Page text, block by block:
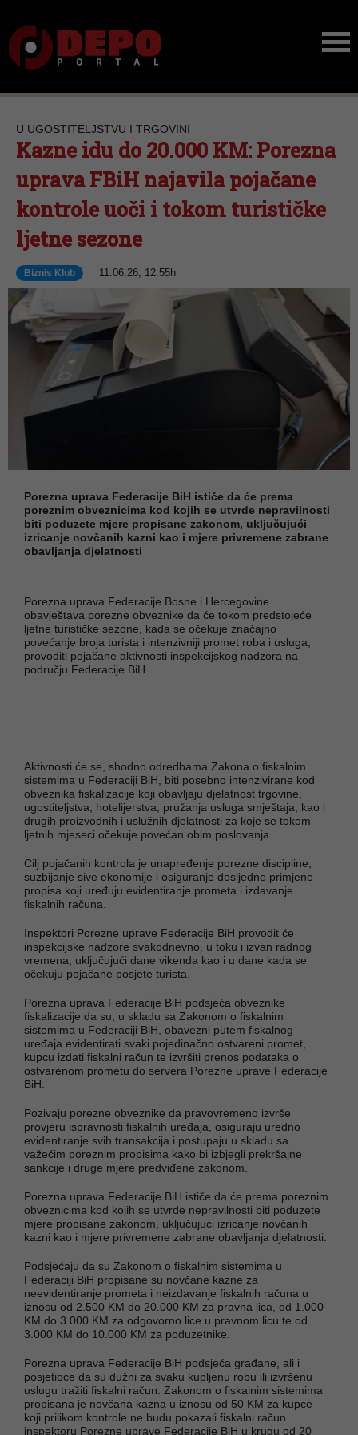
U UGOSTITELJSTVU I TRGOVINI
Kazne idu do 20.000 KM: Porezna
uprava FBiH najavila pojačane
kontrole uoči i tokom turističke
ljetne sezone
Biznis Klub 11.06.26, 12:55h
Porezna uprava Federacije BiH ističe da će prema
poreznim obveznicima kod kojih se utvrde nepravilnosti
biti poduzete mjere propisane zakonom, uključujući
izricanje novčanih kazni kao i mjere privremene zabrane
obavljanja djelatnosti
Porezna uprava Federacije Bosne i Hercegovine
obavještava porezne obveznike da će tokom predstojeće
ljetne turističke sezone, kada se očekuje značajno
povećanje broja turista i intenzivniji promet roba i usluga,
provoditi pojačane aktivnosti inspekcijskog nadzora na
području Federacije BiH.
Aktivnosti će se, shodno odredbama Zakona o fiskalnim
sistemima u Federaciji BiH, biti posebno intenzivirane kod
obveznika fiskalizacije koji obavljaju djelatnost trgovine,
ugostiteljstva, hotelijerstva, pružanja usluga smještaja, kao i
drugih proizvodnih i uslužnih djelatnosti za koje se tokom
ljetnih mjeseci očekuje povećan obim poslovanja.
Cilj pojačanih kontrola je unapređenje porezne discipline,
suzbijanje sive ekonomije i osiguranje dosljedne primjene
propisa koji uređuju evidentiranje prometa i izdavanje
fiskalnih računa.
Inspektori Porezne uprave Federacije BiH provodit će
inspekcijske nadzore svakodnevno, u toku i izvan radnog
vremena, uključujući dane vikenda kao i u dane kada se
očekuju pojačane posjete turista.
Porezna uprava Federacije BiH podsjeća obveznike
fiskalizacije da su, u skladu sa Zakonom o fiskalnim
sistemima u Federaciji BiH, obavezni putem fiskalnog
uređaja evidentirati svaki pojedinačno ostvareni promet,
kupcu izdati fiskalni račun te izvršiti prenos podataka o
ostvarenom prometu do servera Porezne uprave Federacije
BiH.
Pozivaju porezne obveznike da pravovremeno izvrše
provjeru ispravnosti fiskalnih uređaja, osiguraju uredno
evidentiranje svih transakcija i postupaju u skladu sa
važećim poreznim propisima kako bi izbjegli prekršajne
sankcije i druge mjere predviđene zakonom.
Porezna uprava Federacije BiH ističe da će prema poreznim
obveznicima kod kojih se utvrde nepravilnosti biti poduzete
mjere propisane zakonom, uključujući izricanje novčanih
kazni kao i mjere privremene zabrane obavljanja djelatnosti.
Podsjećaju da su Zakonom o fiskalnim sistemima u
Federaciji BiH propisane su novčane kazne za
neevidentiranje prometa i neizdavanje fiskalnih računa u
iznosu od 2.500 KM do 20.000 KM za pravna lica, od 1.000
KM do 3.000 KM za odgovorno lice u pravnom licu te od
3.000 KM do 10.000 KM za poduzetnike.
Porezna uprava Federacije BiH podsjeća građane, ali i
posjetioce da su dužni za svaku kupljenu robu ili izvršenu
uslugu tražiti fiskalni račun. Zakonom o fiskalnim sistemima
propisana je novčana kazna u iznosu od 50 KM za kupce
koji prilikom kontrole ne budu pokazali fiskalni račun
inspektoru Porezne uprave Federacije BiH u krugu od 20